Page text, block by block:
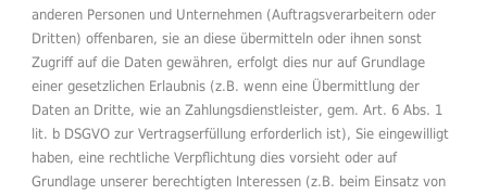
anderen Personen und Unternehmen (Auftragsverarbeitern oder
Dritten) offenbaren, sie an diese übermitteln oder ihnen sonst
Zugriff auf die Daten gewähren, erfolgt dies nur auf Grundlage
einer gesetzlichen Erlaubnis (z.B. wenn eine Übermittlung der
Daten an Dritte, wie an Zahlungsdienstleister, gem. Art. 6 Abs. 1
lit. b DSGVO zur Vertragserfüllung erforderlich ist), Sie eingewilligt
haben, eine rechtliche Verpflichtung dies vorsieht oder auf
Grundlage unserer berechtigten Interessen (z.B. beim Einsatz von